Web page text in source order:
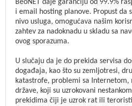
BeoNET daje garanciju od 99.9%
i email hosting planove. Propust da
nivo usluga, omogućava našim
zahtev za nadoknadu u skladu sa
ovog sporazuma.
U slučaju da je do prekida servisa
događaja, kao što su zemljotresi,
katastrofe, problemi sa Internetom,
države, koji su uzrokovani
prekidima čiji je uzrok rat ili